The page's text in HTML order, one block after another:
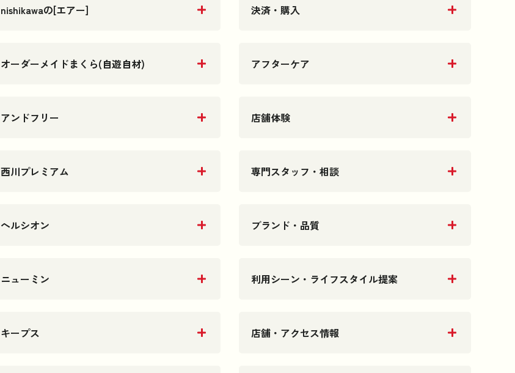
nishikawaの[エアー]
オーダーメイドまくら(自遊自材)
アンドフリー
西川プレミアム
ヘルシオン
ニューミン
キープス
決済・購入
アフターケア
店舗体験
専門スタッフ・相談
ブランド・品質
利用シーン・ライフスタイル提案
店舗・アクセス情報